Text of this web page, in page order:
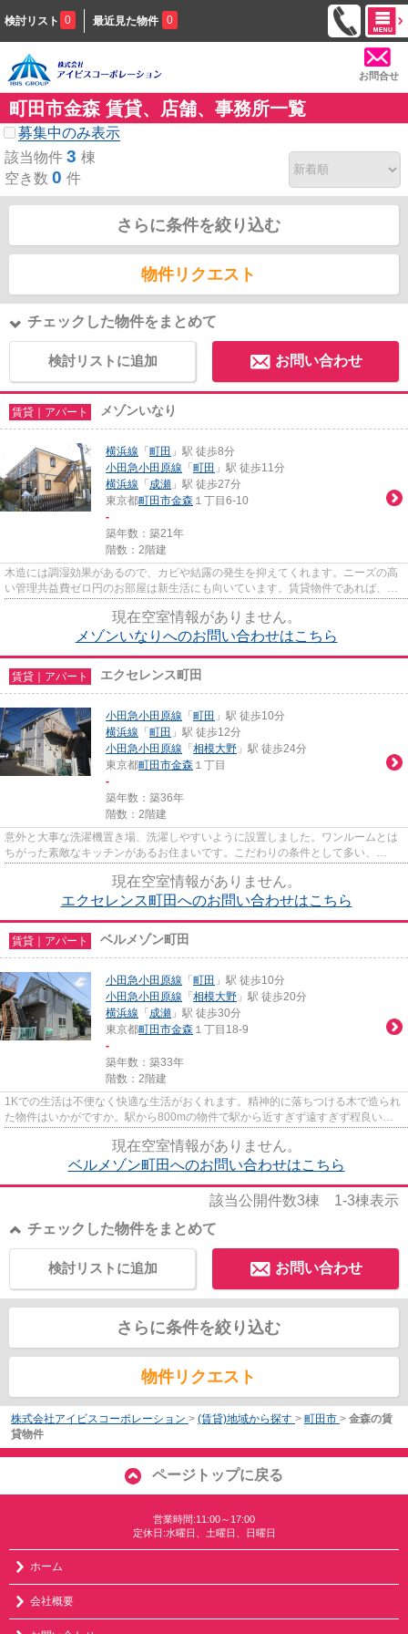
検討リスト 0 最近見た物件 0
お問合せ
町田市金森 賃貸、店舗、事務所一覧
募集中のみ表示
該当物件 3 棟
空き数 0 件
さらに条件を絞り込む
物件リクエスト
チェックした物件をまとめて
検討リストに追加 お問い合わせ
賃貸｜アパート メゾンいなり
横浜線 「 町田 」駅 徒歩8分
小田急小田原線 「 町田 」駅 徒歩11分
横浜線 「 成瀬 」駅 徒歩27分
東京都町田市金森 １丁目6-10
-
築年数：築21年
階数：2階建
木造には調湿効果があるので、カビや結露の発生を抑えてくれます。ニーズの高
い管理共益費ゼロ円のお部屋は新生活にも向いています。賃貸物件であれば、費
現在空室情報がありません。
メゾンいなりへのお問い合わせはこちら
賃貸｜アパート エクセレンス町田
小田急小田原線 「 町田 」駅 徒歩10分
横浜線 「 町田 」駅 徒歩12分
小田急小田原線 「 相模大野 」駅 徒歩24分
東京都町田市金森 １丁目
-
築年数：築36年
階数：2階建
意外と大事な洗濯機置き場、洗濯しやすいように設置しました。ワンルームとは
ちがった素敵なキッチンがあるお住まいです。こだわりの条件として多い、
現在空室情報がありません。
エクセレンス町田へのお問い合わせはこちら
賃貸｜アパート ベルメゾン町田
小田急小田原線 「 町田 」駅 徒歩10分
小田急小田原線 「 相模大野 」駅 徒歩20分
横浜線 「 成瀬 」駅 徒歩30分
東京都町田市金森 １丁目18-9
-
築年数：築33年
階数：2階建
1Kでの生活は不便なく快適な生活がおくれます。精神的に落ちつける木で造られ
た物件はいかがですか。駅から800mの物件で駅から近すぎず遠すぎず程良い立
現在空室情報がありません。
ベルメゾン町田へのお問い合わせはこちら
該当公開件数3棟 1-3棟表示
チェックした物件をまとめて
お問い合わせ
検討リストに追加
さらに条件を絞り込む
物件リクエスト
株式会社アイビスコーポレーション > (賃貸)地域から探す > 町田市 > 金森の賃
貸物件
ページトップに戻る
営業時間:11:00～17:00
定休日:水曜日、土曜日、日曜日
ホーム
会社概要